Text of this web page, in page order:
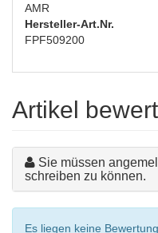
AMR
Hersteller-Art.Nr.
FPF509200
Artikel
Sie müssen
schreiben zu können.
Es liegen keine